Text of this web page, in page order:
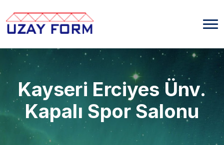
Kayseri Erciyes Ünv.
Kapalı Spor Salonu